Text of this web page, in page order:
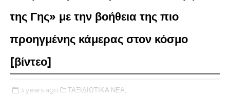
της Γης» με την βοήθεια της πιο
προηγμένης κάμερας στον κόσμο
[βίντεο]
3 years ago ΤΑΞΙΔΙΩΤΙΚΑ ΝΕΑ,